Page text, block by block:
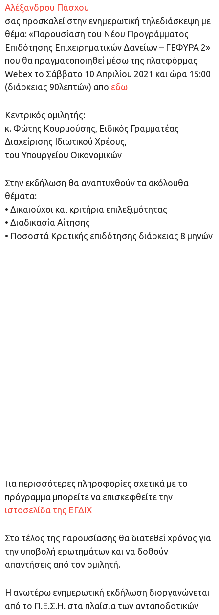
Αλέξανδρου Πάσχου
σας προσκαλεί στην ενημερωτική τηλεδιάσκεψη με
θέμα: «Παρουσίαση του Νέου Προγράμματος
Επιδότησης Επιχειρηματικών Δανείων – ΓΕΦΥΡΑ 2»
που θα πραγματοποιηθεί μέσω της πλατφόρμας
Webex το Σάββατο 10 Απριλίου 2021 και ώρα 15:00
(διάρκειας 90λεπτών) απο εδω
Κεντρικός ομιλητής:
κ. Φώτης Κουρμούσης, Ειδικός Γραμματέας
Διαχείρισης Ιδιωτικού Χρέους,
του Υπουργείου Οικονομικών
Στην εκδήλωση θα αναπτυχθούν τα ακόλουθα
θέματα:
• Δικαιούχοι και κριτήρια επιλεξιμότητας
• Διαδικασία Αίτησης
• Ποσοστά Κρατικής επιδότησης διάρκειας 8 μηνών
Για περισσότερες πληροφορίες σχετικά με το
πρόγραμμα μπορείτε να επισκεφθείτε την
ιστοσελίδα της ΕΓΔΙΧ
Στο τέλος της παρουσίασης θα διατεθεί χρόνος για
την υποβολή ερωτημάτων και να δοθούν
απαντήσεις από τον ομιλητή.
Η ανωτέρω ενημερωτική εκδήλωση διοργανώνεται
από το Π.Ε.Σ.Η. στα πλαίσια των ανταποδοτικών